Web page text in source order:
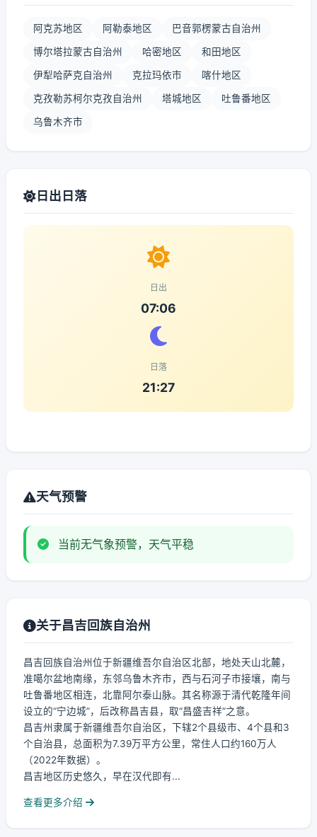
阿克苏地区 阿勒泰地区 巴音郭楞蒙古自治州
博尔塔拉蒙古自治州 哈密地区 和田地区
伊犁哈萨克自治州 克拉玛依市 喀什地区
克孜勒苏柯尔克孜自治州 塔城地区 吐鲁番地区
乌鲁木齐市
日出日落
日出
07:06
日落
21:27
天气预警
当前无气象预警，天气平稳
关于昌吉回族自治州
昌吉回族自治州位于新疆维吾尔自治区北部，地处天山北麓，
准噶尔盆地南缘，东邻乌鲁木齐市，西与石河子市接壤，南与
吐鲁番地区相连，北靠阿尔泰山脉。其名称源于清代乾隆年间
设立的“宁边城”，后改称昌吉县，取“昌盛吉祥”之意。
昌吉州隶属于新疆维吾尔自治区，下辖2个县级市、4个县和3
个自治县，总面积为7.39万平方公里，常住人口约160万人
（2022年数据）。
昌吉地区历史悠久，早在汉代即有...
查看更多介绍